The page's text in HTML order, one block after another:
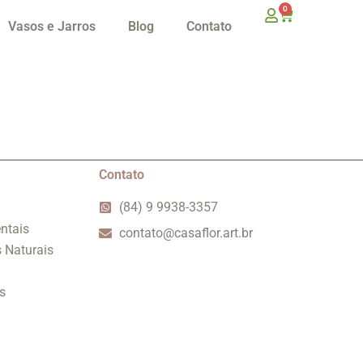
Vasos e Jarros Blog Contato
0
Naturais
Contato
(84) 9 9938-3357
contato@casaflor.art.br